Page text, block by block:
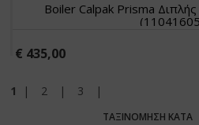
Boiler Calpak Prisma
€ 435,00
1 | 2 | 3 |
ΤΑΞΙΝΟΜΗΣΗ ΚΑΤΑ